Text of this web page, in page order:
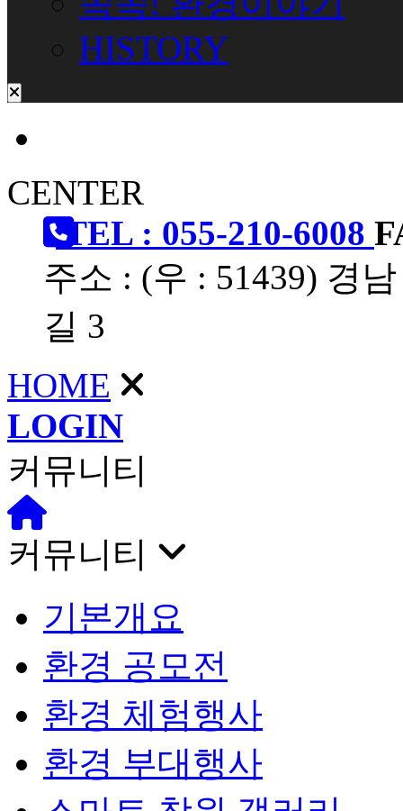
HISTORY
CENTER
TEL : 055-210-6008
주소 : (우 : 51439) 경
길 3
HOME
LOGIN
커뮤니티
커뮤니티
기본개요
환경 공모전
환경 체험행사
환경 부대행사